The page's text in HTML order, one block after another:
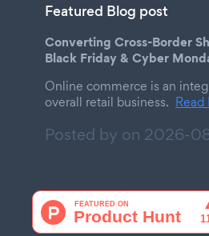
Featured Blog post
Converting Cross-Border
Black Friday & Cyber
Online commerce is an
overall retail business. Read
Posted by on 2026-